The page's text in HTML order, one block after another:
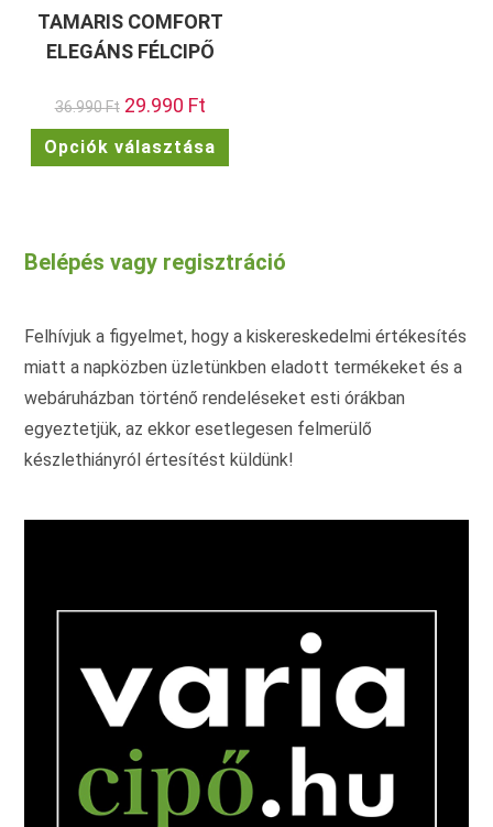
TAMARIS COMFORT
ELEGÁNS FÉLCIPŐ
36.990Ft Original
price
was:
36.990 Ft.
29.990 FtCurrent
price
is:
29.990 Ft.
Opciók választása
terméknek
a
termékoldalon
Belépés vagy regisztráció
Felhívjuk a figyelmet, hogy a kiskereskedelmi értékesítés
miatt a napközben üzletünkben eladott termékeket és a
webáruházban történő rendeléseket esti órákban
egyeztetjük, az ekkor esetlegesen felmerülő
készlethiányról értesítést küldünk!